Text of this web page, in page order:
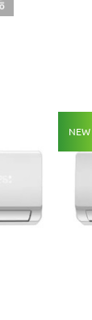
NEW